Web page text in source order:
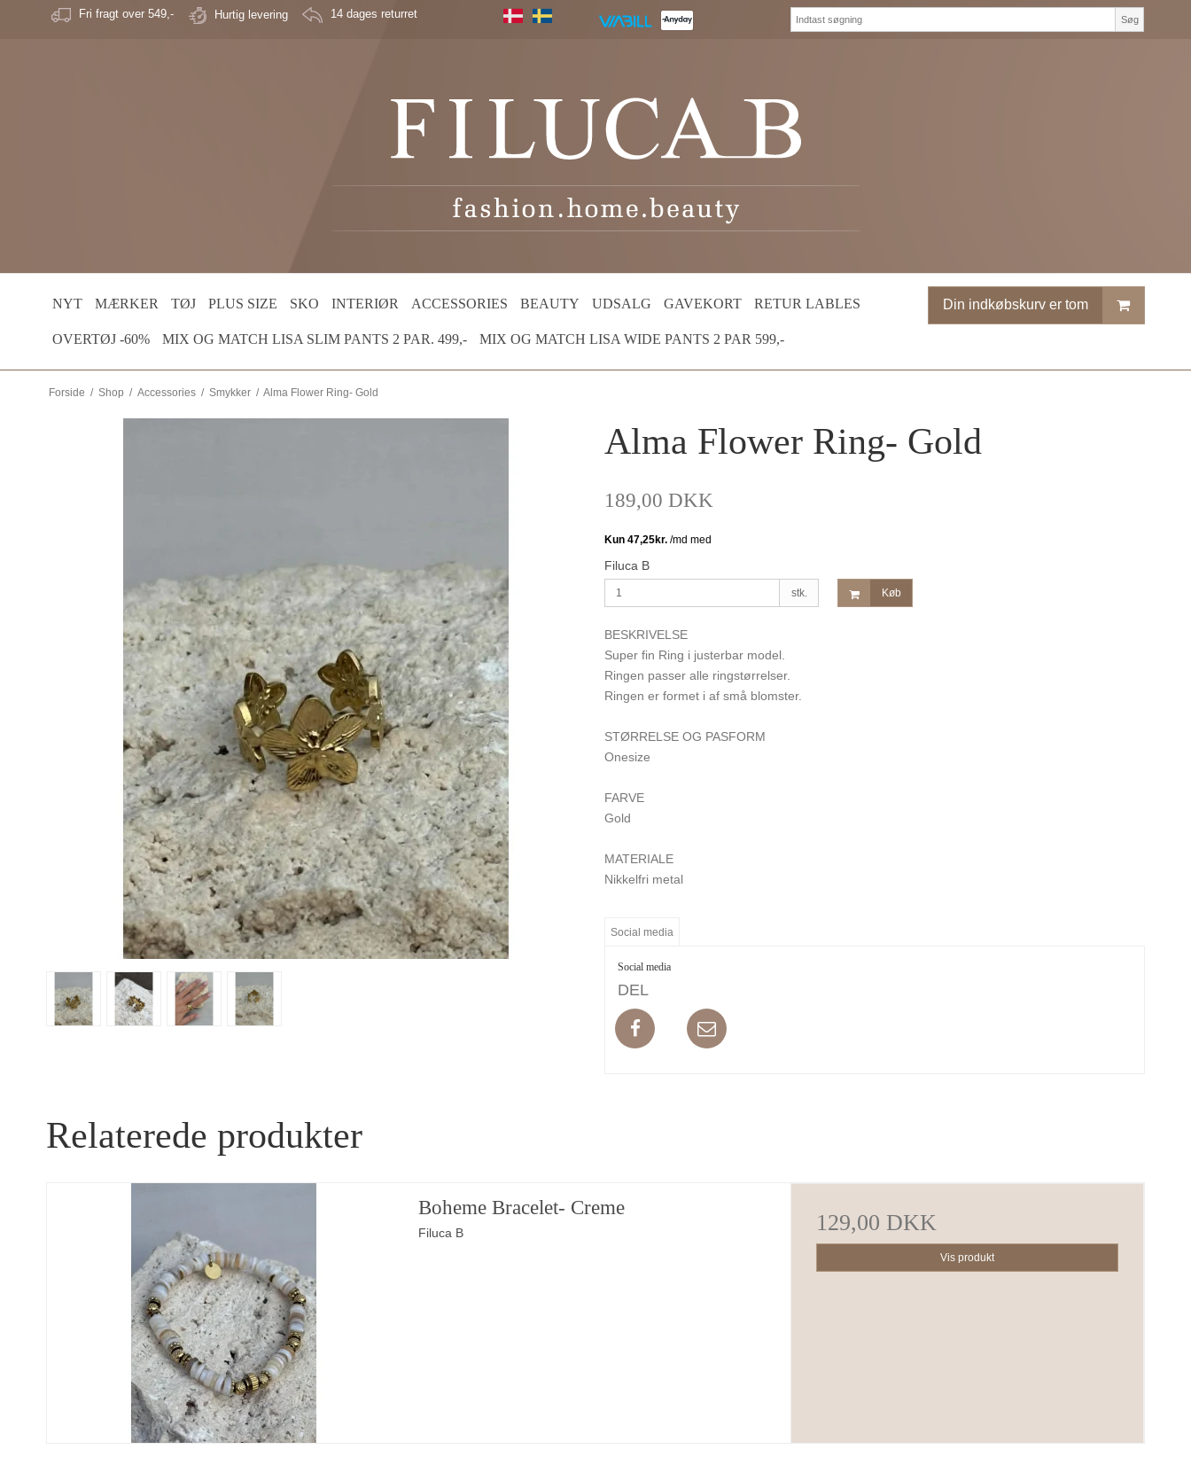
Fri fragt over 549,- Hurtig levering 14 dages returret Søg
NYT MÆRKER TØJ PLUS SIZE SKO INTERIØR ACCESSORIES BEAUTY UDSALG GAVEKORT RETUR LABLES
OVERTØJ -60% MIX OG MATCH LISA SLIM PANTS 2 PAR. 499,- MIX OG MATCH LISA WIDE PANTS 2 PAR 599,-
Din indkøbskurv er tom
Forside / Shop / Accessories / Smykker / Alma Flower Ring- Gold
Alma Flower Ring- Gold
189,00 DKK
Filuca B
stk. Køb
BESKRIVELSE
Super fin Ring i justerbar model.
Ringen passer alle ringstørrelser.
Ringen er formet i af små blomster.
STØRRELSE OG PASFORM
Onesize
FARVE
Gold
MATERIALE
Nikkelfri metal
Social media
Social media
DEL
Relaterede produkter
Boheme Bracelet- Creme
Filuca B 129,00 DKK
Vis produkt